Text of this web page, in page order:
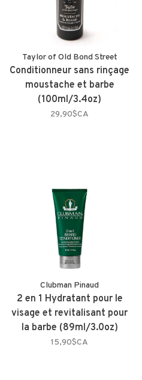
Taylor of Old Bond Street
Conditionneur sans rinçage
moustache et barbe
(100ml/3.4oz)
29,90$CA
Clubman Pinaud
2 en 1 Hydratant pour le
visage et revitalisant pour
la barbe (89ml/3.0oz)
15,90$CA